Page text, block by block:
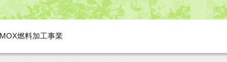
燃料加工事業